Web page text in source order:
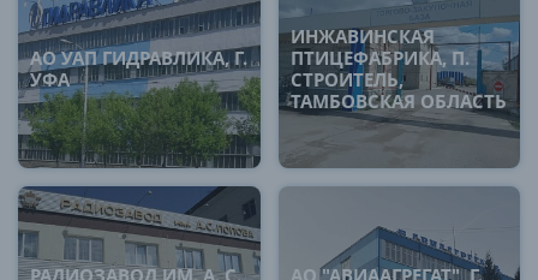
АО УАП ГИДРАВЛИКА, Г.
УФА
ИНЖАВИНСКАЯ
ПТИЦЕФАБРИКА, П.
СТРОИТЕЛЬ,
ТАМБОВСКАЯ ОБЛАСТЬ